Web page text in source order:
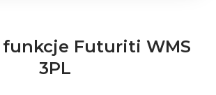
Futuriti WMS
3PL